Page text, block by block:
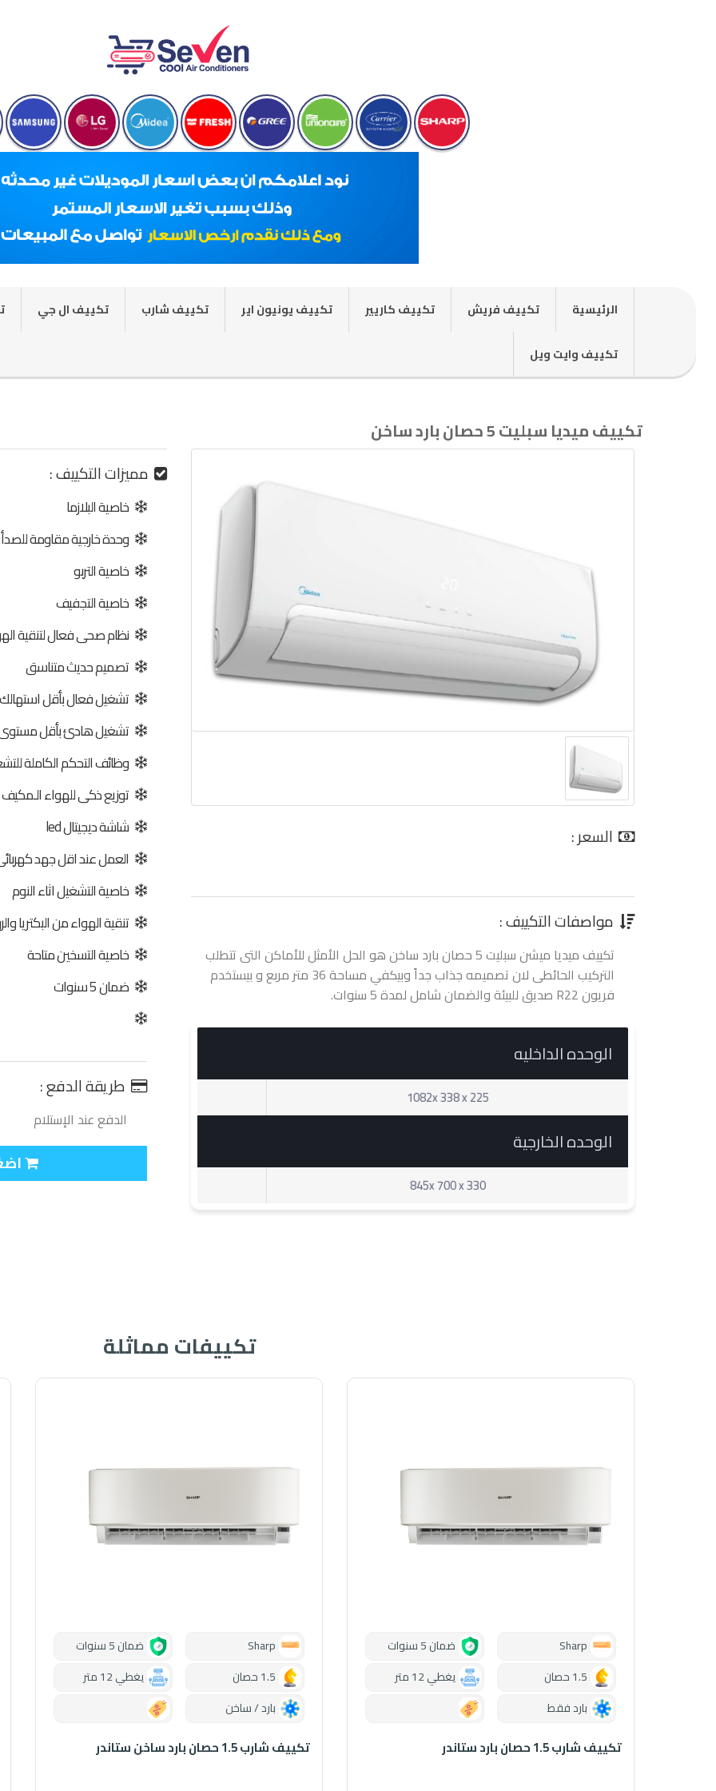
الرئيسية تكييف فريش تكييف كاريير تكييف يونيون اير تكييف شارب تكييف ال جي
تكييف وايت ويل
تكييف ميديا سبليت 5 حصان بارد ساخن
السعر :
مواصفات التكييف :
تكييف ميديا ميشن سبليت 5 حصان بارد ساخن هو الحل الأمثل للأماكن التى تتطلب
التركيب الحائطى لان تصميمه جذاب جداً وبيكفي مساحة 36 متر مربع و بيستخدم
فريون R22 صديق للبيئة والضمان شامل لمدة 5 سنوات.
الوحده الداخليه
1082x 338 x 225
الوحده الخارجية
845x 700 x 330
مميزات التكييف :
خاصية البلازما
وحدة خارجية مقاومة للصدأ
خاصية التربو
خاصية التجفيف
نظام صحى فعال لتنقية
تصميم حديث متناسق
تشغيل فعال بأقل استهالك
تشغيل هادئ بأقل
وظائف التحكم الكاملة
توزيع ذكى للهواء الـمكيف
شاشة ديجيتال led
العمل عند اقل جهد
خاصية التشغيل اثاء النوم
تنقية الهواء من البكتريا
خاصية التسخين متاحة
ضمان 5 سنوات
طريقة الدفع :
الدفع عند الإستلام
تكييفات مماثلة
بارد فقط
ضمان 5 سنوات
يغطي 12 متر
تكييف شارب 1.5 حصان بارد ستاندر
بارد / ساخن
ضمان 5 سنوات
يغطي 12 متر
تكييف شارب 1.5 حصان بارد ساخن ستاندر